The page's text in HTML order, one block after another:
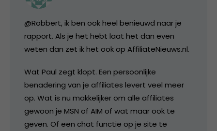
@Robbert, ik ben ook heel benieuwd naar je
rapport. Als je het hebt laat het dan even
weten dan zet ik het ook op AffiliateNieuws.nl.
Wat Paul zegt klopt. Een persoonlijke
benadering van je affiliates levert veel meer
op. Wat is nu makkelijker om alle affiliates
gewoon je MSN of AIM of wat maar ook te
geven. Of een chat functie op je site te